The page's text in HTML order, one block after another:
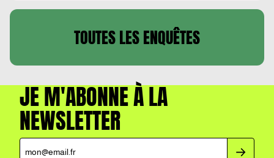
TOUTES LESENQUÊTES
JE M'ABONNE À LA
NEWSLETTER